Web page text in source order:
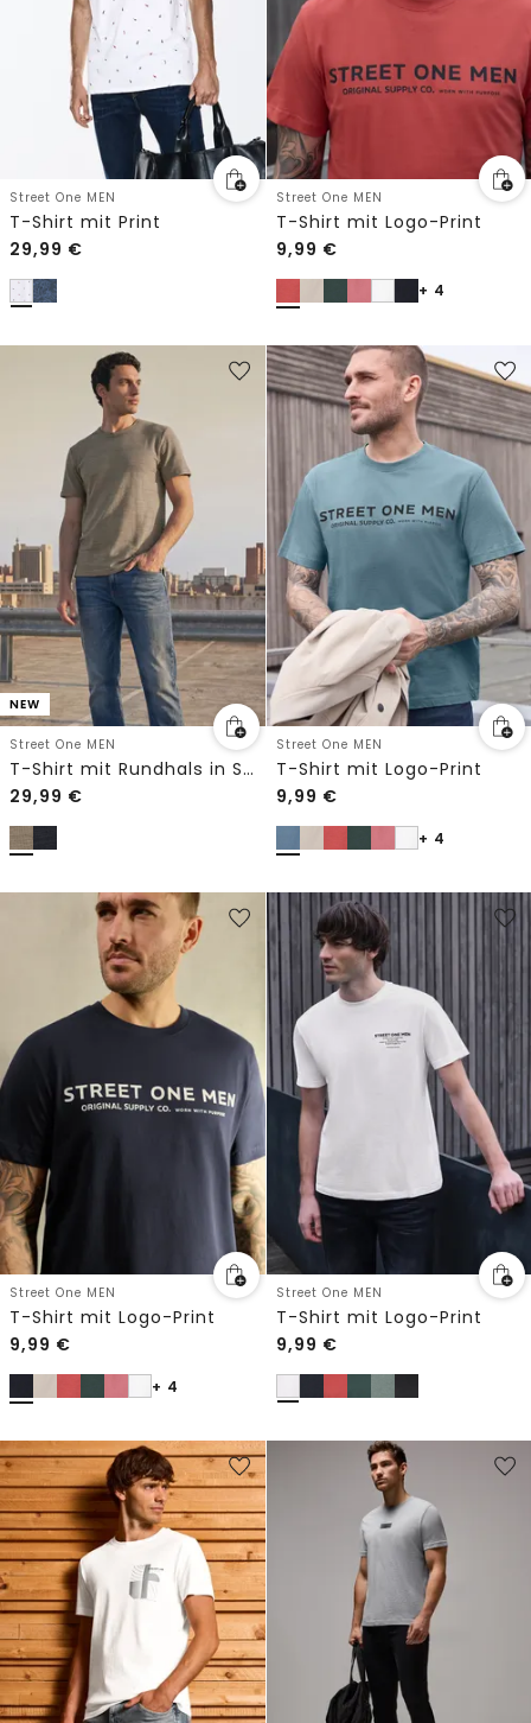
Street One MEN
T-Shirt mit Print
29,99 €
Street One MEN
T-Shirt mit Logo-Print
9,99 €
+ 4
NEW
Street One MEN
T-Shirt mit Rundhals in Space-Dye-Optik
29,99 €
Street One MEN
T-Shirt mit Logo-Print
9,99 €
+ 4
Street One MEN
T-Shirt mit Logo-Print
9,99 €
+ 4
Street One MEN
T-Shirt mit Logo-Print
9,99 €